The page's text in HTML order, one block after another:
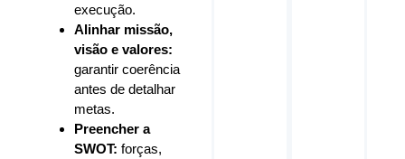
execução.
Alinhar missão,
visão e valores:
garantir coerência
antes de detalhar
metas.
Preencher a
SWOT: forças,